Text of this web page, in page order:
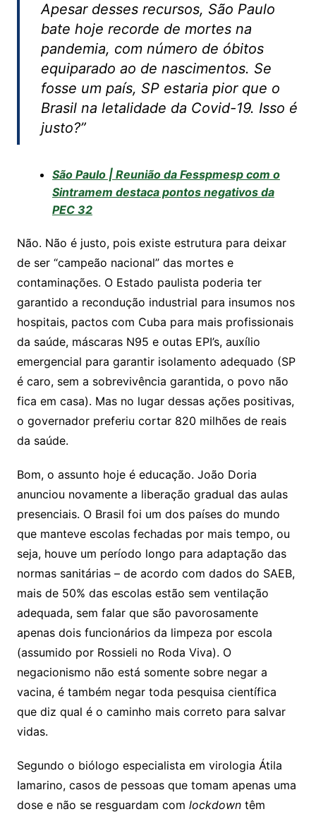
Apesar desses recursos, São Paulo
bate hoje recorde de mortes na
pandemia, com número de óbitos
equiparado ao de nascimentos. Se
fosse um país, SP estaria pior que o
Brasil na letalidade da Covid-19. Isso é
justo?”
São Paulo | Reunião da Fesspmesp com o
Sintramem destaca pontos negativos da
PEC 32
Não. Não é justo, pois existe estrutura para deixar
de ser “campeão nacional” das mortes e
contaminações. O Estado paulista poderia ter
garantido a recondução industrial para insumos nos
hospitais, pactos com Cuba para mais profissionais
da saúde, máscaras N95 e outas EPI’s, auxílio
emergencial para garantir isolamento adequado (SP
é caro, sem a sobrevivência garantida, o povo não
fica em casa). Mas no lugar dessas ações positivas,
o governador preferiu cortar 820 milhões de reais
da saúde.
Bom, o assunto hoje é educação. João Doria
anunciou novamente a liberação gradual das aulas
presenciais. O Brasil foi um dos países do mundo
que manteve escolas fechadas por mais tempo, ou
seja, houve um período longo para adaptação das
normas sanitárias – de acordo com dados do SAEB,
mais de 50% das escolas estão sem ventilação
adequada, sem falar que são pavorosamente
apenas dois funcionários da limpeza por escola
(assumido por Rossieli no Roda Viva). O
negacionismo não está somente sobre negar a
vacina, é também negar toda pesquisa científica
que diz qual é o caminho mais correto para salvar
vidas.
Segundo o biólogo especialista em virologia Átila
Iamarino, casos de pessoas que tomam apenas uma
dose e não se resguardam com lockdowntêm